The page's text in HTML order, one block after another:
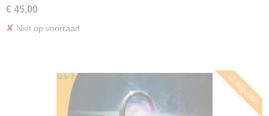
€ 45,00
✘ Niet op voorraad
12 augustus